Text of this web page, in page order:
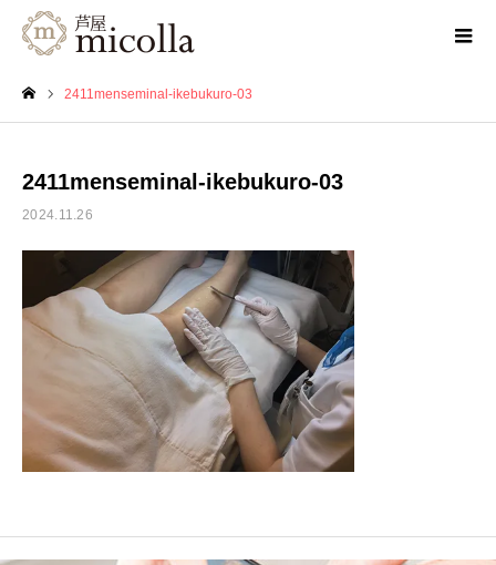
2411menseminal-ikebukuro-03
2411menseminal-ikebukuro-03
2024.11.26